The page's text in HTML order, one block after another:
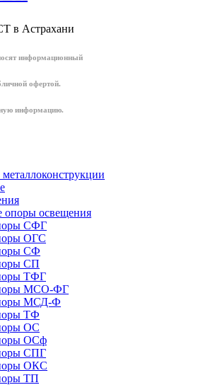
в Астрахани
информационный
офертой.
информацию.
опоры освещения
СФГ
ОГС
СФ
СП
ТФГ
МСО-ФГ
МСД-Ф
ТФ
ОС
ОСф
СПГ
ОКС
ТП